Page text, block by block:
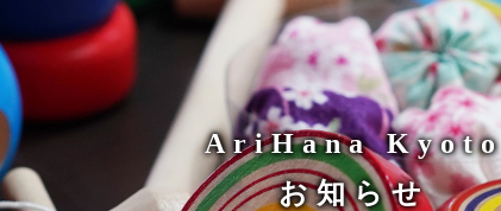
AriHana Kyoto
お知らせ